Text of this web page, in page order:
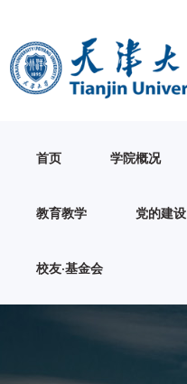
首页 学院概况
教育教学 党的建设
校友·基金会